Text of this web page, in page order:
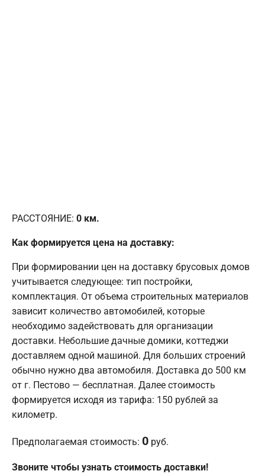
РАССТОЯНИЕ: 0 км.
Как формируется цена на доставку:
При формировании цен на доставку брусовых домов
учитывается следующее: тип постройки,
комплектация. От объема строительных материалов
зависит количество автомобилей, которые
необходимо задействовать для организации
доставки. Небольшие дачные домики, коттеджи
доставляем одной машиной. Для больших строений
обычно нужно два автомобиля. Доставка до 500 км
от г. Пестово — бесплатная. Далее стоимость
формируется исходя из тарифа: 150 рублей за
километр.
Предполагаемая стоимость: 0 руб.
Звоните чтобы узнать стоимость доставки!